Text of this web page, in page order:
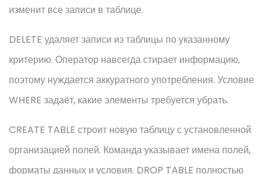
изменит все записи в таблице.
DELETE удаляет записи из таблицы по указанному
критерию. Оператор навсегда стирает информацию,
поэтому нуждается аккуратного употребления. Условие
WHERE задаёт, какие элементы требуется убрать.
CREATE TABLE строит новую таблицу с установленной
организацией полей. Команда указывает имена полей,
форматы данных и условия. DROP TABLE полностью